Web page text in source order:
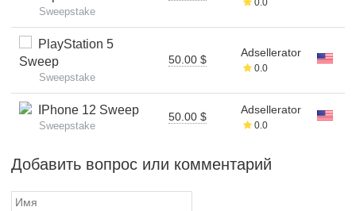
Sweepstake
PlayStation 5
Sweep
Sweepstake
50.00 $
Adsellerator
0.0
IPhone 12 Sweep
Sweepstake
50.00 $
Adsellerator
0.0
Добавить вопрос или комментарий